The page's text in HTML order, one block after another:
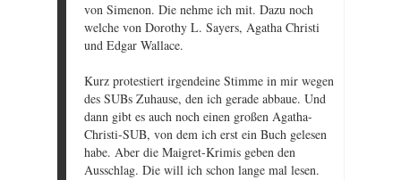
von Simenon. Die nehme ich mit. Dazu noch
welche von Dorothy L. Sayers, Agatha Christi
und Edgar Wallace.
Kurz protestiert irgendeine Stimme in mir wegen
des SUBs Zuhause, den ich gerade abbaue. Und
dann gibt es auch noch einen großen Agatha-
Christi-SUB, von dem ich erst ein Buch gelesen
habe. Aber die Maigret-Krimis geben den
Ausschlag. Die will ich schon lange mal lesen.